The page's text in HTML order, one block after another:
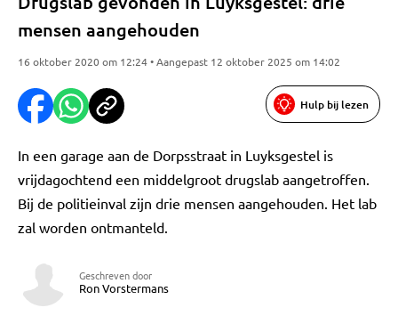
mensen aangehouden
16 oktober 2020 om 12:24 • Aangepast 12 oktober 2025 om 14:02
Hulp bij lezen
In een garage aan de Dorpsstraat in Luyksgestel is
vrijdagochtend een middelgroot drugslab aangetroffen.
Bij de politieinval zijn drie mensen aangehouden. Het lab
zal worden ontmanteld.
Geschreven door
Ron Vorstermans